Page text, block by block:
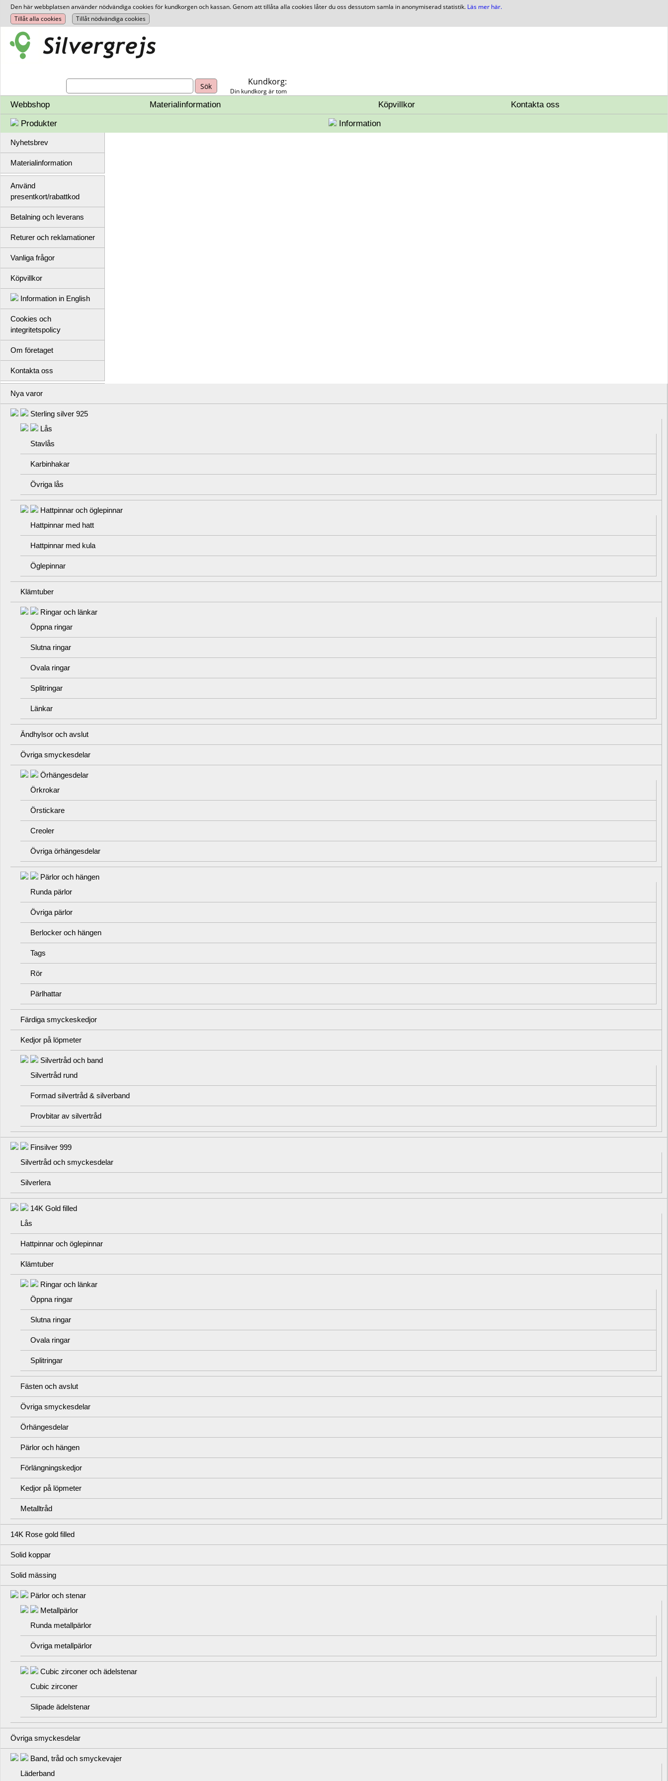
Den här webbplatsen använder nödvändiga cookies för kundkorgen och kassan. Genom att tillåta alla cookies låter du oss dessutom samla in anonymiserad statistik. Läs mer här.
Kundkorg:
Din kundkorg är tom
Webbshop Materialinformation Köpvillkor
Kontakta oss
Produkter
Information
Nyhetsbrev
Materialinformation
Använd
presentkort/rabattkod
Betalning och leverans
Returer och reklamationer
Vanliga frågor
Köpvillkor
Information in English
Cookies och
integritetspolicy
Om företaget
Kontakta oss
Nya varor
Sterling silver 925
Lås
Stavlås
Karbinhakar
Övriga lås
Hattpinnar och öglepinnar
Hattpinnar med hatt
Hattpinnar med kula
Öglepinnar
Klämtuber
Ringar och länkar
Öppna ringar
Slutna ringar
Ovala ringar
Splitringar
Länkar
Ändhylsor och avslut
Övriga smyckesdelar
Örhängesdelar
Örkrokar
Örstickare
Creoler
Övriga örhängesdelar
Pärlor och hängen
Runda pärlor
Övriga pärlor
Berlocker och hängen
Tags
Rör
Pärlhattar
Färdiga smyckeskedjor
Kedjor på löpmeter
Silvertråd och band
Silvertråd rund
Formad silvertråd & silverband
Provbitar av silvertråd
Finsilver 999
Silvertråd och smyckesdelar
Silverlera
14K Gold filled
Lås
Hattpinnar och öglepinnar
Klämtuber
Ringar och länkar
Öppna ringar
Slutna ringar
Ovala ringar
Splitringar
Fästen och avslut
Övriga smyckesdelar
Örhängesdelar
Pärlor och hängen
Förlängningskedjor
Kedjor på löpmeter
Metalltråd
14K Rose gold filled
Solid koppar
Solid mässing
Pärlor och stenar
Metallpärlor
Runda metallpärlor
Övriga metallpärlor
Cubic zirconer och ädelstenar
Cubic zirconer
Slipade ädelstenar
Övriga smyckesdelar
Band, tråd och smyckevajer
Läderband